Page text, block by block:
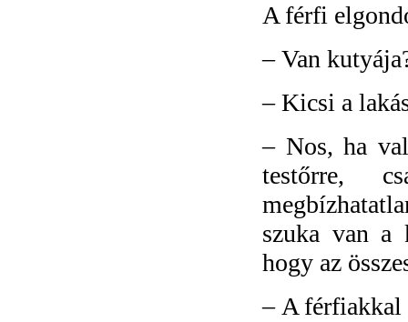
A férfi
–Van
–Kicsi a
– Nos, ha
testőrre,
szuka van a
hogy az
–A férfiakkal